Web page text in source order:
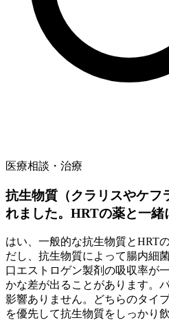
医療相談・治療
抗生物質（クラリスやケフ
れました。HRTの薬と一緒
はい、一般的な抗生物質とHRT
だし、抗生物質によって腸内細
口エストロゲン製剤の吸収率が
かな差が出ることがあります。
影響ありません。どちらのタイ
を優先して抗生物質をしっかり